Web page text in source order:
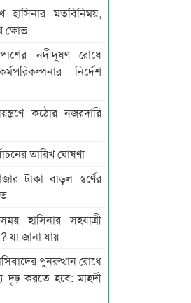
হাসিনার মতবিনিময়,
ক্ষোভ
নদীদূষণ রোধে
নির্দেশ
কঠোর নজরদারি
তারিখ ঘোষণা
টাকা বাড়ল স্বর্ণের
হাসিনার সহযাত্রী
যা জানা যায়
পুনরুত্থান রোধে
দৃঢ় করতে হবে: মাহ্দী